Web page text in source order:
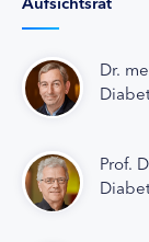
Dr.
Prof.